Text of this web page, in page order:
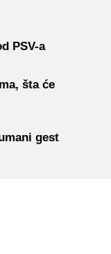
PSV-a
šta će
gest